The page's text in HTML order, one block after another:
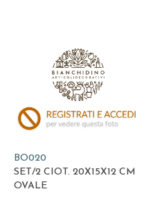
BO020
SET/2 CIOT. 20X15X12 CM
OVALE